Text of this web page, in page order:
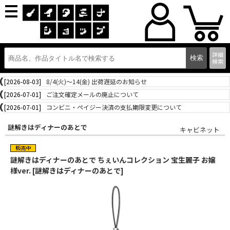
詳細
検索
[2026-08-03]
8/4(火)～14(金) 出荷遅延のお知らせ
[2026-07-01]
ご注文確定メールの廃止について
[2026-07-01]
コンビニ・ペイジー決済の支払期限変更について
謎解きはディナーのあとで キャビネット
謎解きはディナーのあとで ちぇいんコレクション 宝生麗子 お嬢
様ver. [謎解きはディナーのあとで]